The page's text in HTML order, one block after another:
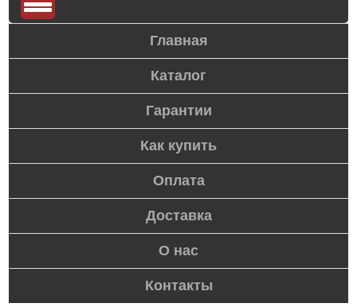
Главная
Каталог
Гарантии
Как купить
Оплата
Доставка
О нас
Контакты